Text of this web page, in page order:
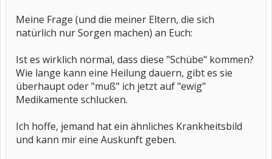
Meine Frage (und die meiner Eltern, die sich
natürlich nur Sorgen machen) an Euch:
Ist es wirklich normal, dass diese "Schübe" kommen?
Wie lange kann eine Heilung dauern, gibt es sie
überhaupt oder "muß" ich jetzt auf "ewig"
Medikamente schlucken.
Ich hoffe, jemand hat ein ähnliches Krankheitsbild
und kann mir eine Auskunft geben.